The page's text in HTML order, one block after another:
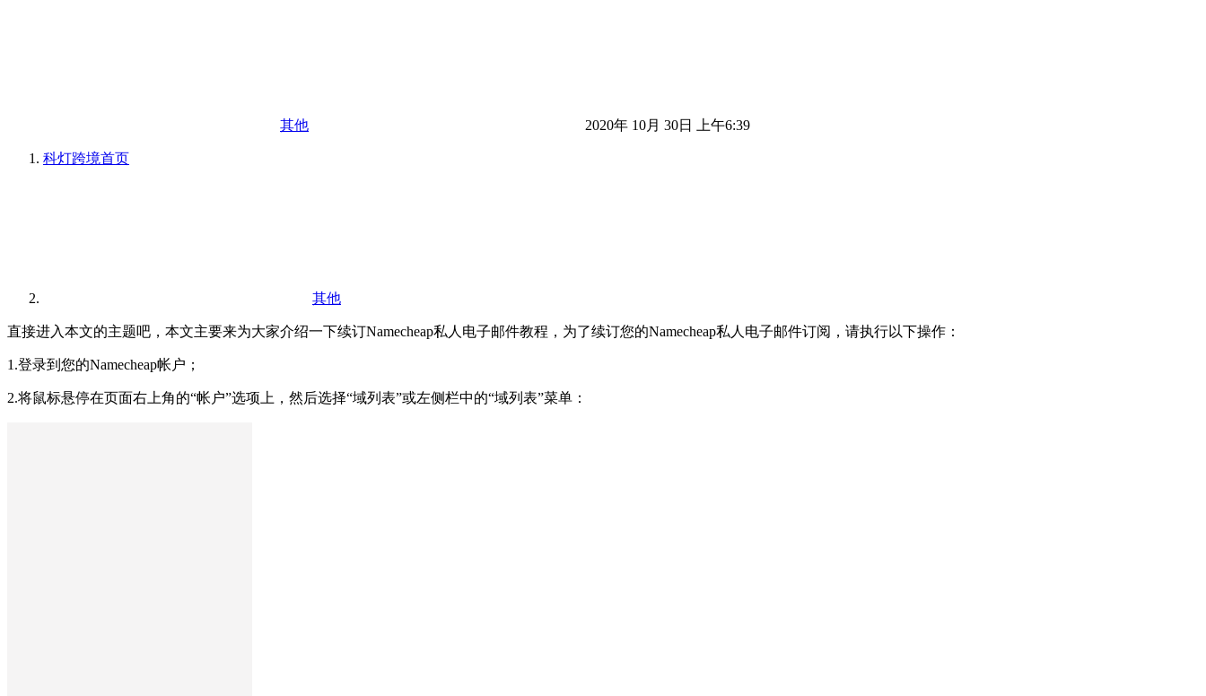
其他 2020年 10月 30日 上午6:39
科灯跨境首页
其他
直接进入本文的主题吧，本文主要来为大家介绍一下续订Namecheap私人电子邮件教程，为了续订您的Namecheap私人电子邮件订阅，请执行以下操作：
1.登录到您的Namecheap帐户；
2.将鼠标悬停在页面右上角的“帐户”选项上，然后选择“域列表”或左侧栏中的“域列表”菜单：